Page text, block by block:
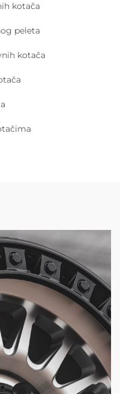
kotača
peleta
kotača